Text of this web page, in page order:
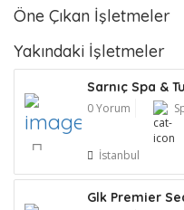
Öne Çıkan İşletmeler
Yakındaki İşletmeler
Sarnıç Spa & Tu
0 Yorum
İstanbul
Glk Premier